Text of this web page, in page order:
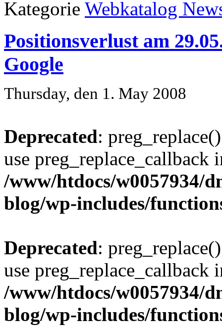
Kategorie Webkatalog
Positionsverlust am
Google
Thursday, den 1. May 2008
Deprecated:
use preg_replace_callback
/www/htdocs/w0057934/
blog/wp-includes/
Deprecated:
use preg_replace_callback
/www/htdocs/w0057934/
blog/wp-includes/